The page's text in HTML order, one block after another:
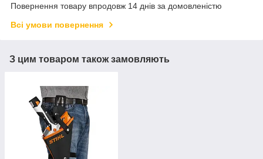
Повернення товару впродовж 14 днів за домовленістю
Всі умови повернення
З цим товаром також замовляють